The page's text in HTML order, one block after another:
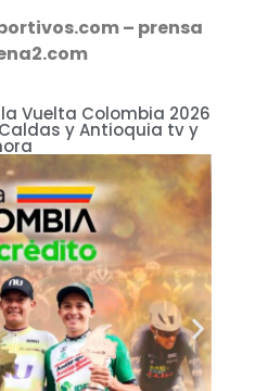
– prensa
Vuelta Colombia 2026
y Antioquia tv y